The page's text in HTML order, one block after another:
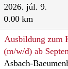
2026. júl. 9.
0.00 km
Ausbildung zum
(m/w/d) ab
Asbach-